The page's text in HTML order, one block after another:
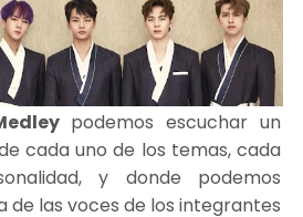
podemos escuchar un
cada uno de los temas, cada
y donde podemos
las voces de los integrantes